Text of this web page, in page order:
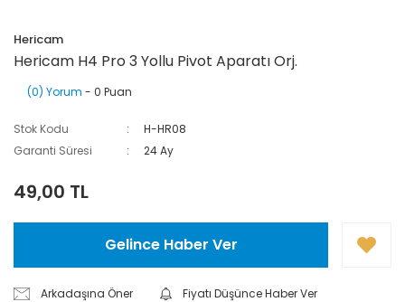
Hericam
Hericam H4 Pro 3 Yollu Pivot Aparatı Orj.
(0) Yorum - 0 Puan
Stok Kodu
H-HR08
Garanti Süresi
24 Ay
49,00 TL
Gelince Haber Ver
Arkadaşına Öner
Fiyatı Düşünce Haber Ver